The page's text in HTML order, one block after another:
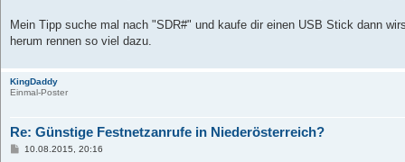
a
Mein Tipp suche mal nach "SDR#" und kaufe dir einen USB Stick dann
herum rennen so viel dazu.
KingDaddy
Einmal-Poster
Re: Günstige Festnetzanrufe in Niederösterreich?
B10.08.2015, 20:16